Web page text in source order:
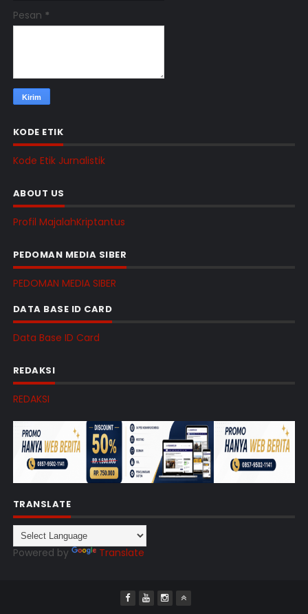
Pesan *
KODE ETIK
Kode Etik Jurnalistik
ABOUT US
Profil MajalahKriptantus
PEDOMAN MEDIA SIBER
PEDOMAN MEDIA SIBER
DATA BASE ID CARD
Data Base ID Card
REDAKSI
REDAKSI
TRANSLATE
Powered by Translate